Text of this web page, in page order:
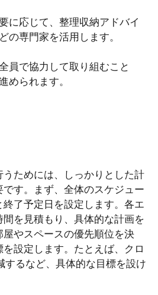
に応じて、整理収納アドバイ
の専門家を活用します。
員で協力して取り組むこと
められます。
ためには、しっかりとした計
す。まず、全体のスケジュー
了予定日を設定します。各エ
間を見積もり、具体的な計画を
やスペースの優先順位を決
設定します。たとえば、クロ
するなど、具体的な目標を設け